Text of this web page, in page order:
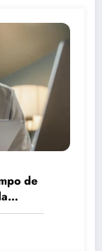
de